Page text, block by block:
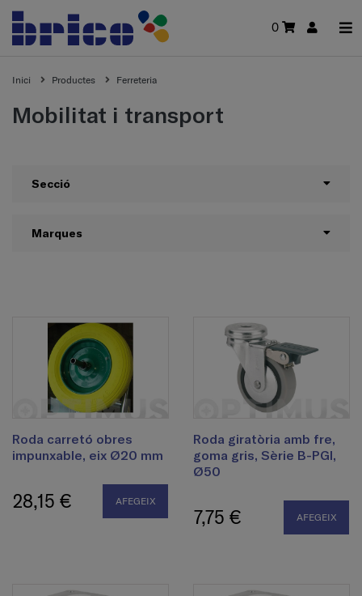
0
Inici Productes Ferreteria
Mobilitat i transport
Secció
Marques
Roda carretó obres
impunxable, eix Ø20 mm
28,15 € AFEGEIX
Roda giratòria amb fre,
goma gris, Sèrie B-PGI,
Ø50
7,75 € AFEGEIX